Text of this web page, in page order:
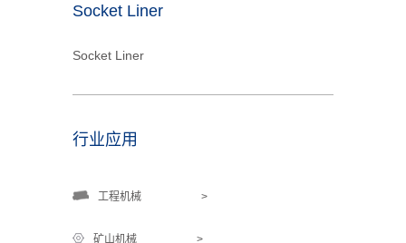
Socket Liner
Socket Liner
行业应用
工程机械 >
矿山机械 >